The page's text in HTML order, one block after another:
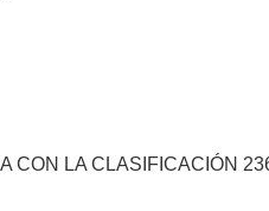
CON LA CLASIFICACIÓN